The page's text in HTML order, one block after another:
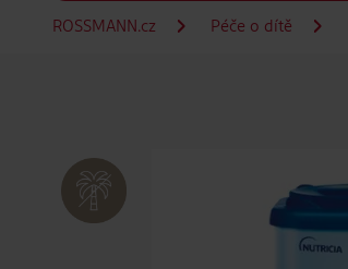
ROSSMANN.cz Péče o dítě